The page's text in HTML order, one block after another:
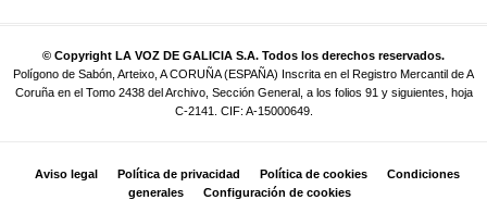
© Copyright LA VOZ DE GALICIA S.A. Todos los derechos reservados.
Polígono de Sabón, Arteixo, A CORUÑA (ESPAÑA) Inscrita en el Registro Mercantil de A
Coruña en el Tomo 2438 del Archivo, Sección General, a los folios 91 y siguientes, hoja
C-2141. CIF: A-15000649.
Aviso legal Política de privacidad Política de cookies
Condiciones
generales
Configuración de cookies